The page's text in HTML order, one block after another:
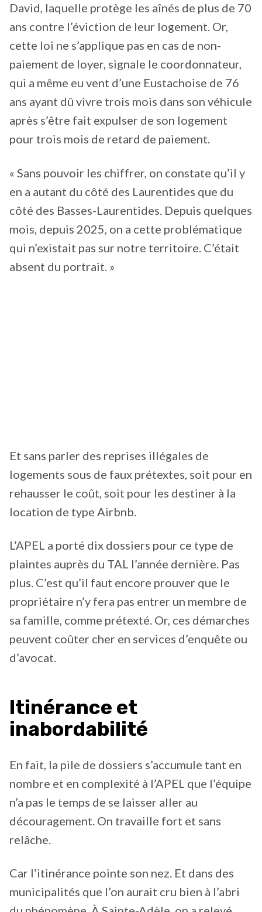
David, laquelle protège les aînés de plus de 70
ans contre l’éviction de leur logement. Or,
cette loi ne s’applique pas en cas de non-
paiement de loyer, signale le coordonnateur,
qui a même eu vent d’une Eustachoise de 76
ans ayant dû vivre trois mois dans son véhicule
après s’être fait expulser de son logement
pour trois mois de retard de paiement.
« Sans pouvoir les chiffrer, on constate qu’il y
en a autant du côté des Laurentides que du
côté des Basses-Laurentides. Depuis quelques
mois, depuis 2025, on a cette problématique
qui n’existait pas sur notre territoire. C’était
absent du portrait. »
Et sans parler des reprises illégales de
logements sous de faux prétextes, soit pour en
rehausser le coût, soit pour les destiner à la
location de type Airbnb.
L’APEL a porté dix dossiers pour ce type de
plaintes auprès du TAL l’année dernière. Pas
plus. C’est qu’il faut encore prouver que le
propriétaire n’y fera pas entrer un membre de
sa famille, comme prétexté. Or, ces démarches
peuvent coûter cher en services d’enquête ou
d’avocat.
Itinérance et
inabordabilité
En fait, la pile de dossiers s’accumule tant en
nombre et en complexité à l’APEL que l’équipe
n’a pas le temps de se laisser aller au
découragement. On travaille fort et sans
relâche.
Car l’itinérance pointe son nez. Et dans des
municipalités que l’on aurait cru bien à l’abri